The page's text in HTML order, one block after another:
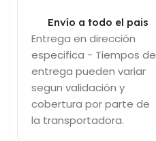
Envío a todo el pais
Entrega en dirección
especifica - Tiempos de
entrega pueden variar
segun validación y
cobertura por parte de
la transportadora.